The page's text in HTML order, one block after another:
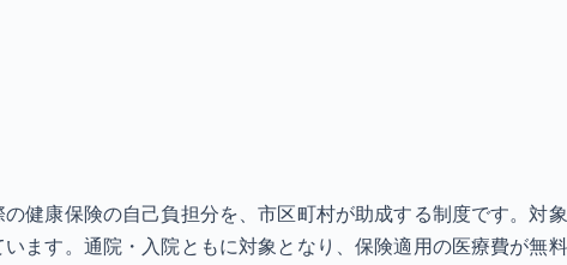
健康保険の自己負担分を、市区町村が助成する制度です。対
ます。通院・入院ともに対象となり、保険適用の医療費が